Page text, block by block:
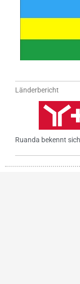
Länderbericht
Ruanda bekennt